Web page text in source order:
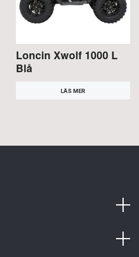
Loncin Xwolf 1000 L
Blå
LÄS MER